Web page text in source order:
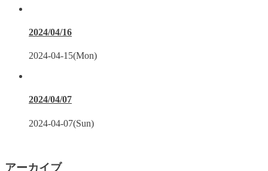
2024/04/16
2024-04-15(Mon)
2024/04/07
2024-04-07(Sun)
アーカイブ